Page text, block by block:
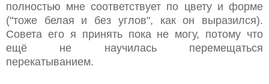
полностью мне соответствует по цвету и форме
("тоже белая и без углов", как он выразился).
Совета его я принять пока не могу, потому что
ещё не научилась перемещаться
перекатыванием.